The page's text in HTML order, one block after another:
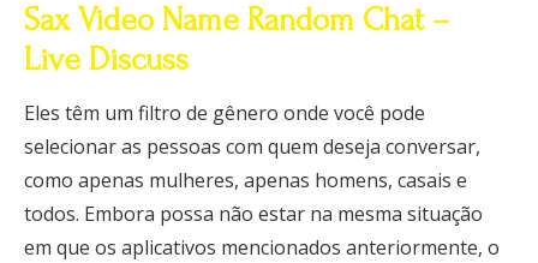
Sax Video Name Random Chat –
Live Discuss
Eles têm um filtro de gênero onde você pode
selecionar as pessoas com quem deseja conversar,
como apenas mulheres, apenas homens, casais e
todos. Embora possa não estar na mesma situação
em que os aplicativos mencionados anteriormente, o